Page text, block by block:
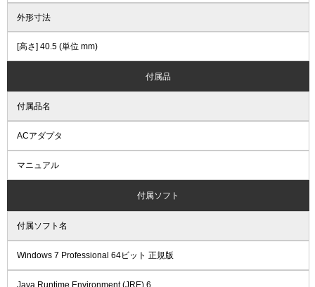
外形寸法
[高さ] 40.5 (単位 mm)
付属品
付属品名
ACアダプタ
マニュアル
付属ソフト
付属ソフト名
Windows 7 Professional 64ビット 正規版
Java Runtime Environment (JRE) 6